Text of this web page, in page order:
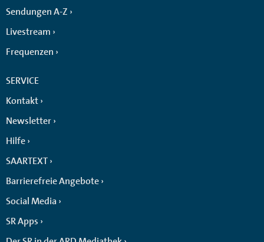
Sendungen A-Z
Livestream
Frequenzen
SERVICE
Kontakt
Newsletter
Hilfe
SAARTEXT
Barrierefreie Angebote
Social Media
SR Apps